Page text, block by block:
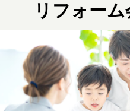
リフォー